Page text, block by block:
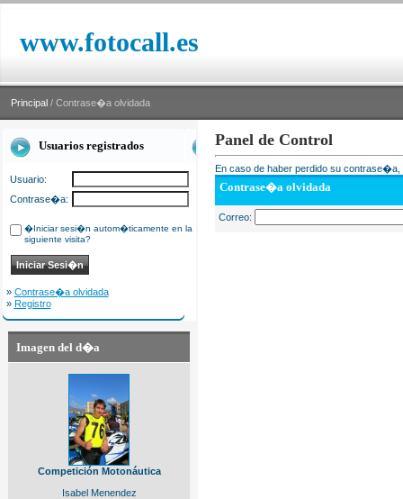
www.fotocall.es
Principal / Contrase�a olvidada
Usuarios registrados
Usuario:
Contrase�a:
�Iniciar sesi�n autom�ticamente en la
siguiente visita?
» Contrase�a olvidada
» Registro
Imagen del d�a
Competición Motonáutica
Isabel Menendez
Panel de Control
En caso de haber perdido su
Contrase�a olvidada
Correo: